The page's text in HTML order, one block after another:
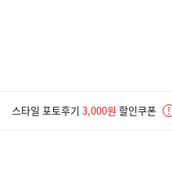
스타일 포토후기 3,000원 할인쿠폰 !